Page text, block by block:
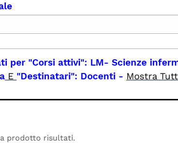
per "Corsi attivi": LM- Scienze
E "Destinatari": Docenti - Mostra
prodotto risultati.